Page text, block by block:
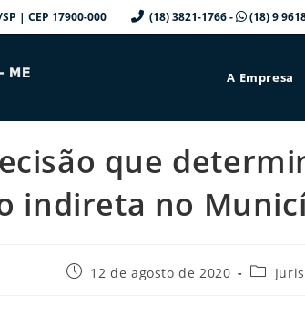
SP | CEP 17900-000 (18) 3821-1766 - (18) 9
A Empresa
que
indireta no
Post12 de agosto de 2020